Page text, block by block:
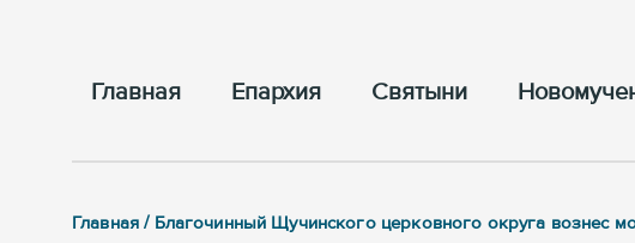
Главная Епархия Cвятыни
Главная / Благочинный Щучинского церковного округа вознес